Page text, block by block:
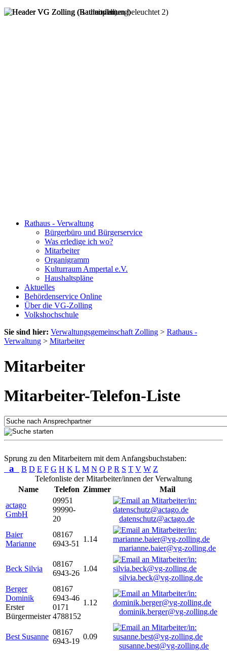
Rathaus - Verwaltung
Bürgerbüro und Bürgerservice
Was erledige ich wo?
Mitarbeiter
Organigramm
Kulturraum Ampertal e.V.
Haushaltspläne
Aktuelles
Behördenservice Online
Über die VG-Zolling
Volkshochschule
Sie sind hier: Verwaltungsgemeinschaft Zolling > Rathaus -
Verwaltung > Mitarbeiter
Mitarbeiter
Mitarbeiter-Telefon-Liste
Sprung zu den Mitarbeitern mit dem Anfangsbuchstaben:
a B D E F G H K L M N O P R S T V W Z
Telefonliste der Mitarbeiter/innen der Verwaltung
Name
Telefon Zimmer
Mail
actago
GmbH
09951
99990-
20
datenschutz@actago.de
Baier
Marianne
08167
6943-51
1.14
marianne.baier@vg-zolling.de
Beck Silvia
08167
6943-26
1.04
silvia.beck@vg-zolling.de
Berger
Dominik
Erster
Bürgermeister
08167
6943-46
0171
4788152
1.12
dominik.berger@vg-zolling.de
Best Susanne
08167
6943-19
0.09
susanne.best@vg-zolling.de